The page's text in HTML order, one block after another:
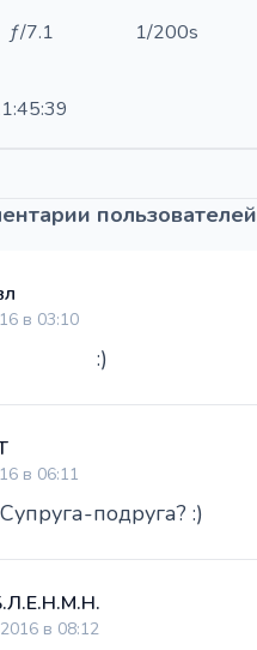
ƒ/7.1 1/200s
пользователей
в 03:10
:)
в 06:11
Супруга-подруга? :)
в 08:12